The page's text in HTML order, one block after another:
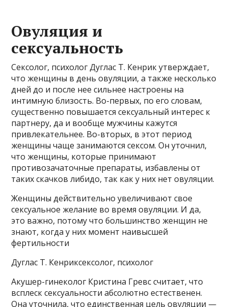
Овуляция и
сексуальность
Сексолог, психолог Дуглас Т. Кенрик утверждает,
что женщины в день овуляции, а также несколько
дней до и после нее сильнее настроены на
интимную близость. Во-первых, по его словам,
существенно повышается сексуальный интерес к
партнеру, да и вообще мужчины кажутся
привлекательнее. Во-вторых, в этот период
женщины чаще занимаются сексом. Он уточнил,
что женщины, которые принимают
противозачаточные препараты, избавлены от
таких скачков либидо, так как у них нет овуляции.
Женщины действительно увеличивают свое
сексуальное желание во время овуляции. И да,
это важно, потому что большинство женщин не
знают, когда у них момент наивысшей
фертильности
Дуглас Т. Кенриксексолог, психолог
Акушер-гинеколог Кристина Гревс считает, что
всплеск сексуальности абсолютно естественен.
Она уточнила, что единственная цель овуляции —